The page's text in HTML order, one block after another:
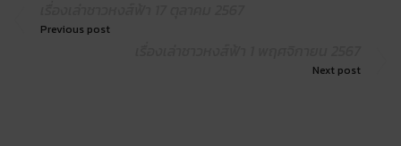
Previous post
Next post